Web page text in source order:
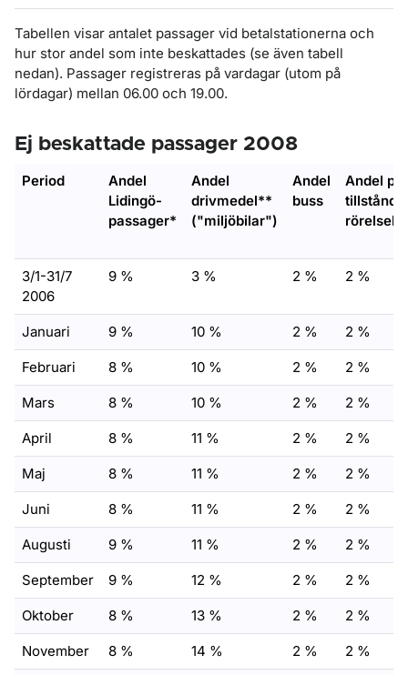
Tabellen visar antalet passager vid betalstationerna och
hur stor andel som inte beskattades (se även tabell
nedan). Passager registreras på vardagar (utom på
lördagar) mellan 06.00 och 19.00.
Ej beskattade passager 2008
Period
Andel
Lidingö-
passager*
Andel
drivmedel**
("miljöbilar")
Andel
buss
Andel p-
tillstånd
3/1-31/7
2006
9 % 3 % 2 % 2 %
Januari 9 % 10 % 2 % 2 %
Februari 8 % 10 % 2 % 2 %
Mars 8 % 10 % 2 % 2 %
April 8 % 11 % 2 % 2 %
Maj 8 % 11 % 2 % 2 %
Juni 8 % 11 % 2 % 2 %
Augusti 9 % 11 % 2 % 2 %
September 9 % 12 % 2 % 2 %
Oktober 8 % 13 % 2 % 2 %
November 8 % 14 % 2 % 2 %